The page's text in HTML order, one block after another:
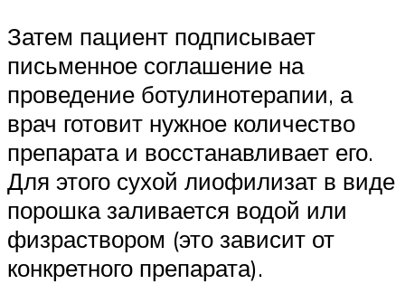
Затем пациент подписывает
письменное соглашение на
проведение ботулинотерапии, а
врач готовит нужное количество
препарата и восстанавливает его.
Для этого сухой лиофилизат в виде
порошка заливается водой или
физраствором (это зависит от
конкретного препарата).